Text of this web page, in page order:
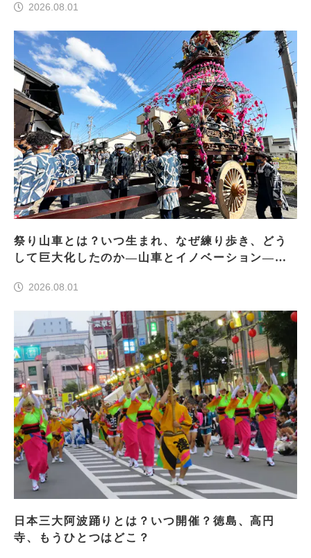
2026.08.01
祭り山車とは？いつ生まれ、なぜ練り歩き、どう
して巨大化したのか―山車とイノベーション―＜
2026.08.01
日本三大阿波踊りとは？いつ開催？徳島、高円
寺、もうひとつはどこ？